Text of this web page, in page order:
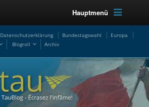
Hauptmenü
Datenschutzerklärung Bundestagswahl
Europa
Blogroll Archiv